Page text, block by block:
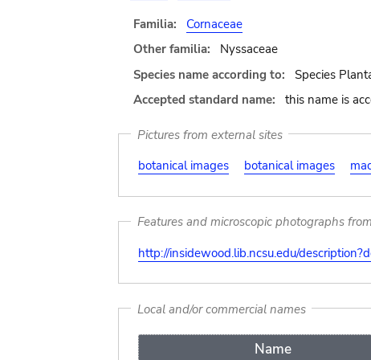
Familia:
Cornaceae
Other familia:
Nyssaceae
Species name according to:
Species
Accepted standard name:
this name is
Pictures from external sites
botanical images
botanical images
Features and microscopic photographs
http://insidewood.lib.ncsu.edu/
Local and/or commercial names
Name